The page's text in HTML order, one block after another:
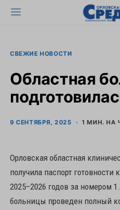
СВЕЖИЕ НОВОСТИ
Областная
9 СЕНТЯБРЯ, 2025 1 МИН. НА
Орловская областная
получила паспорт готовности
2025–2026 годов за номером
больницы проведен полный